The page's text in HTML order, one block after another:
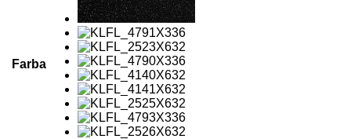
Farba